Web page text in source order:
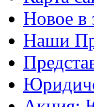
Новое в
Наши